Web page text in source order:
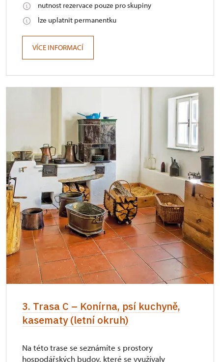
nutnost rezervace pouze pro skupiny
lze uplatnit permanentku
VÍCE INFORMACÍ
3. Trasa C – Konírna, psí kuchyně,
kasematy (letní okruh)
Na této trase se seznámíte s prostory
hospodářských budov, které se využívaly